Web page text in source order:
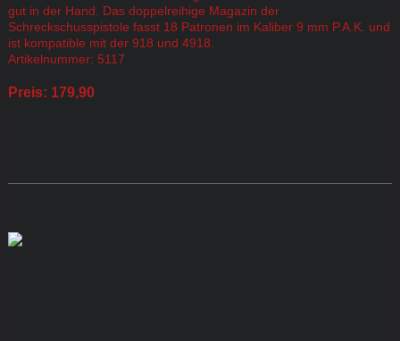
gut in der Hand. Das doppelreihige Magazin der
Schreckschusspistole fasst 18 Patronen im Kaliber 9 mm P.A.K. und
ist kompatible mit der 918 und 4918.
Artikelnummer: 5117
Preis: 179,90